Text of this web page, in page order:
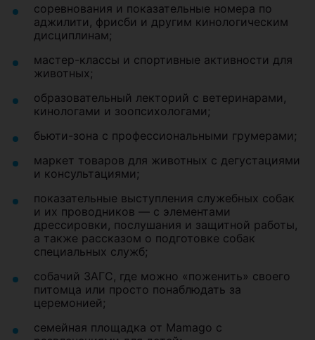
соревнования и показательные номера по
аджилити, фрисби и другим кинологическим
дисциплинам;
мастер-классы и спортивные активности для
животных;
образовательный лекторий с ветеринарами,
кинологами и зоопсихологами;
бьюти-зона с профессиональными грумерами;
маркет товаров для животных с дегустациями
и консультациями;
показательные выступления служебных собак
и их проводников — с элементами
дрессировки, послушания и защитной работы,
а также рассказом о подготовке собак
специальных служб;
собачий ЗАГС, где можно «поженить» своего
питомца или просто понаблюдать за
церемонией;
семейная площадка от Mamago с